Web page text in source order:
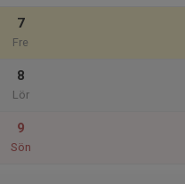
7
Fre
8
Lör
9
Sön